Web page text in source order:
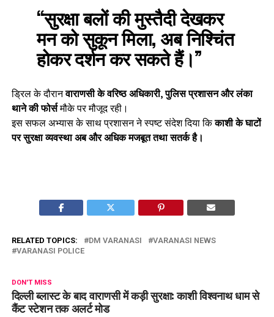
“सुरक्षा बलों की मुस्तैदी देखकर
मन को सुकून मिला, अब निश्चिंत
होकर दर्शन कर सकते हैं।”
ड्रिल के दौरानवाराणसी के वरिष्ठ अधिकारी, पुलिस प्रशासन और लंका
थाने की फोर्समौके पर मौजूद रही।
इस सफल अभ्यास के साथ प्रशासन ने स्पष्ट संदेश दिया किकाशी के घाटों
पर सुरक्षा व्यवस्था अब और अधिक मजबूत तथा सतर्क है।
RELATED TOPICS: DM VARANASI
VARANASI NEWS
VARANASI POLICE
DON'T MISS
दिल्ली ब्लास्ट के बाद वाराणसी में कड़ी सुरक्षा: काशी विश्वनाथ धाम से
कैंट स्टेशन तक अलर्ट मोड